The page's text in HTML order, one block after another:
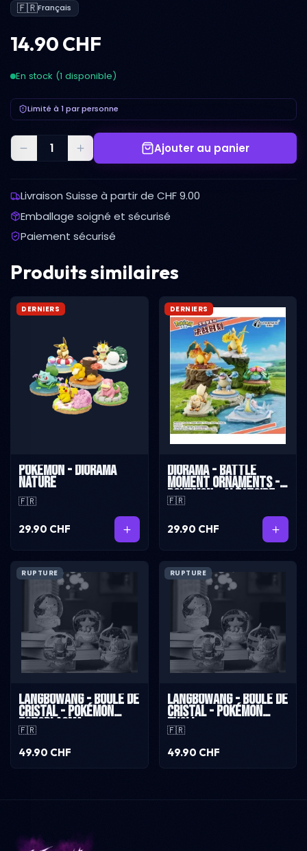
🇫🇷Français
14.90 CHF
En stock (1 disponible)
Limité à 1 par personne
Ajouter au panier
Livraison Suisse à partir de CHF 9.00
Emballage soigné et sécurisé
Paiement sécurisé
Produits similaires
DERNIERS
Pokémon - Diorama
Nature
🇫🇷
29.90 CHF
DERNIERS
Diorama - Battle
Moment Ornaments -
Pokemon - Aléatoire
🇫🇷
29.90 CHF
RUPTURE
Langbowang - Boule de
cristal - Pokémon
Ectoplasma
🇫🇷
49.90 CHF
RUPTURE
Langbowang - Boule de
cristal - Pokémon
Evoli
🇫🇷
49.90 CHF